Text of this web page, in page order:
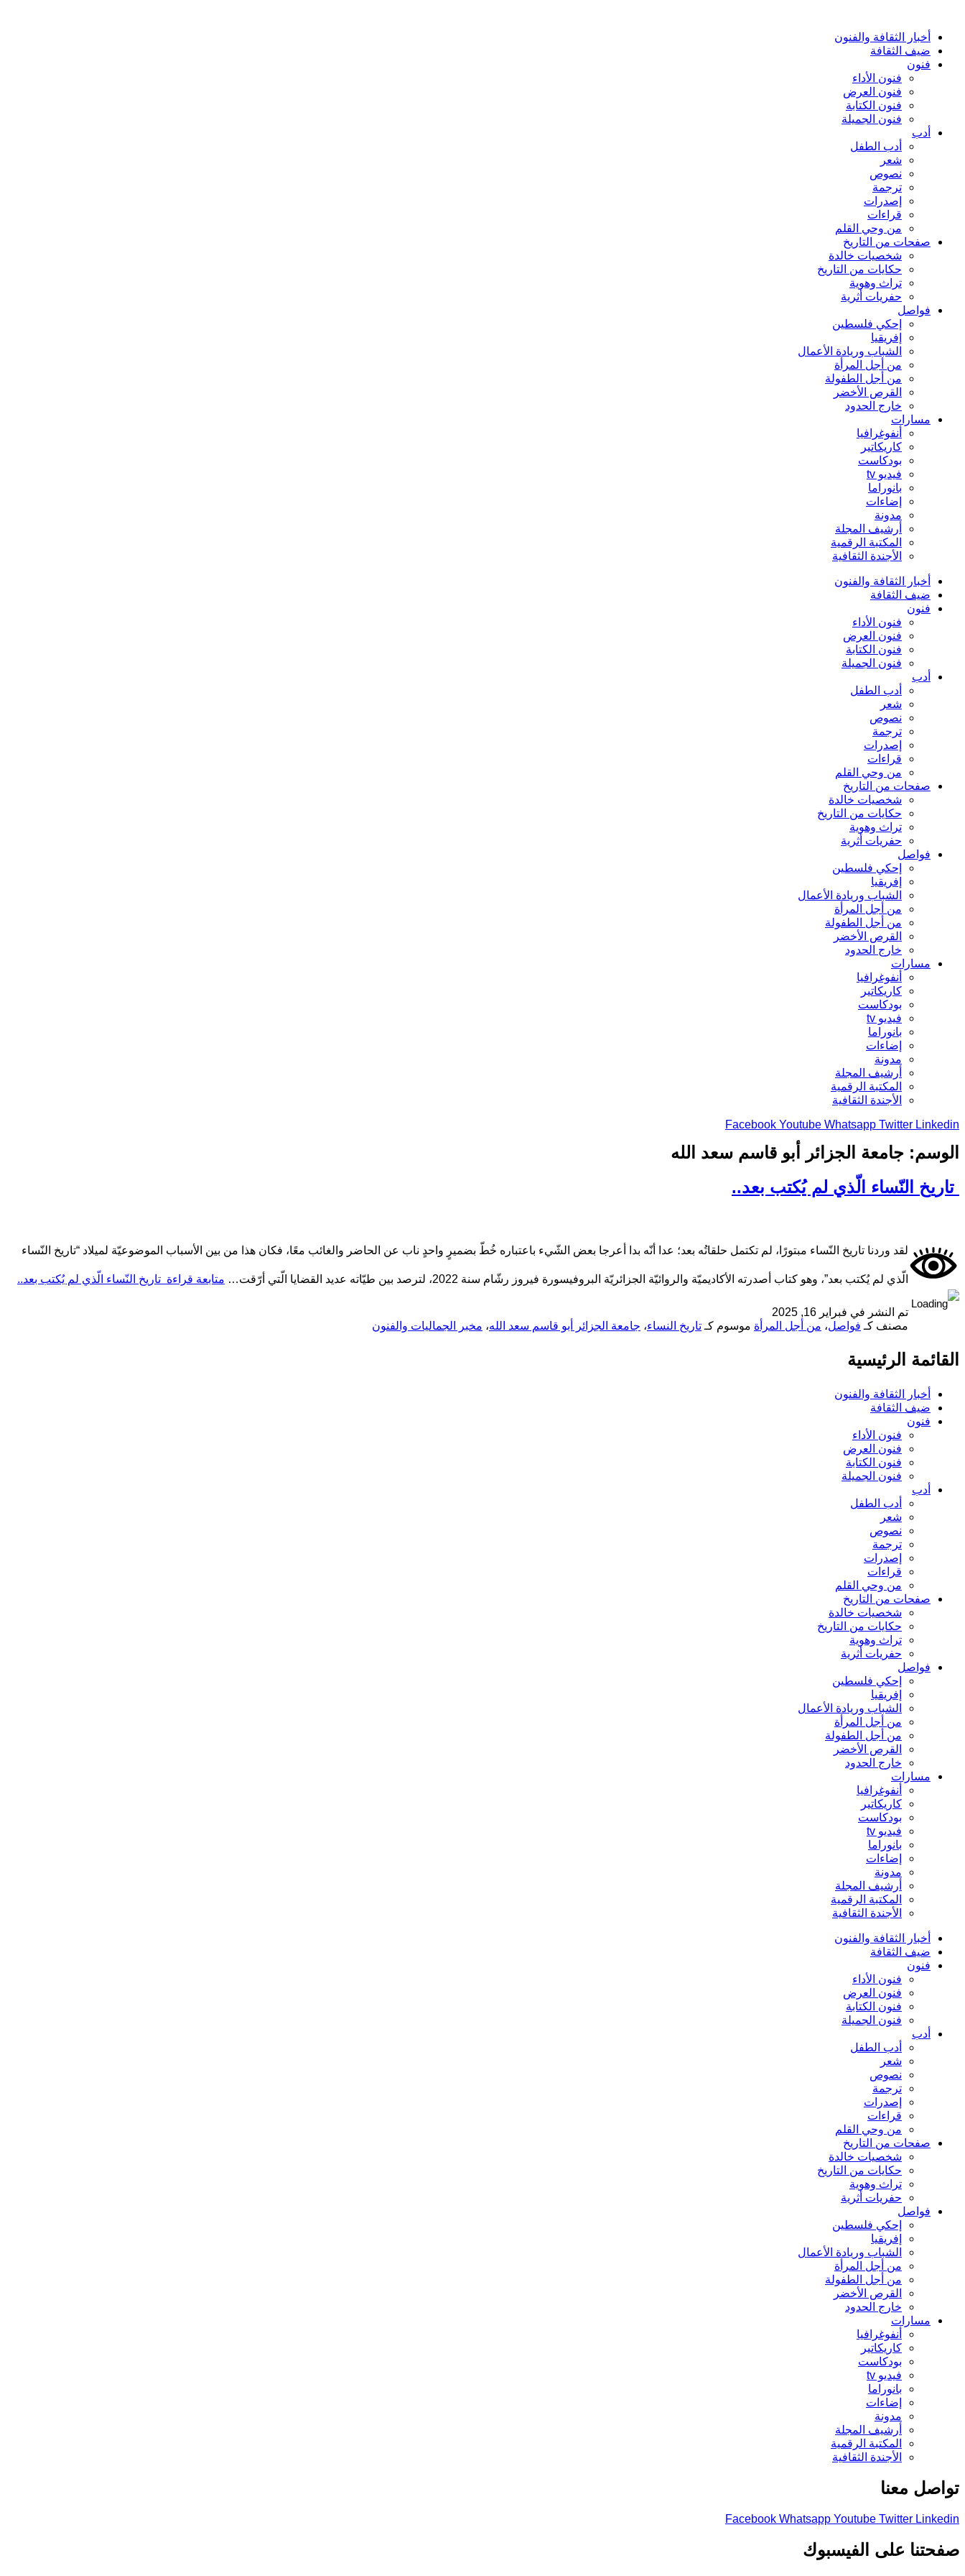
أخبار الثقافة والفنون
ضيف الثقافة
فنون
فنون الأداء
فنون العرض
فنون الكتابة
فنون الجميلة
أدب
أدب الطفل
شعر
نصوص
ترجمة
إصدرات
قراءات
من وحي القلم
صفحات من التاريخ
شخصيات خالدة
حكايات من التاريخ
تراث وهوية
حفريات أثرية
فواصل
إحكي فلسطين
إفريقيا
الشباب وريادة الأعمال
من أجل المرأة
من أجل الطفولة
القرص الأخضر
خارج الحدود
مسارات
أنفوغرافيا
كاريكاتير
بودكاست
فيديو tv
بانوراما
إضاءات
مدونة
أرشيف المجلة
المكتبة الرقمية
الأجندة الثقافية
أخبار الثقافة والفنون
ضيف الثقافة
فنون
فنون الأداء
فنون العرض
فنون الكتابة
فنون الجميلة
أدب
أدب الطفل
شعر
نصوص
ترجمة
إصدرات
قراءات
من وحي القلم
صفحات من التاريخ
شخصيات خالدة
حكايات من التاريخ
تراث وهوية
حفريات أثرية
فواصل
إحكي فلسطين
إفريقيا
الشباب وريادة الأعمال
من أجل المرأة
من أجل الطفولة
القرص الأخضر
خارج الحدود
مسارات
أنفوغرافيا
كاريكاتير
بودكاست
فيديو tv
بانوراما
إضاءات
مدونة
أرشيف المجلة
المكتبة الرقمية
الأجندة الثقافية
Facebook Youtube Whatsapp Twitter Linkedin
الوسم: جامعة الجزائر أبو قاسم سعد الله
تاريخ النّساء الّذي لم يُكتب بعد..
لقد وردنا تاريخ النّساء مبتورًا، لم تكتمل حلقاتُه بعد؛ عدا أنّه بدا أعرجا بعض الشّيء باعتباره خُطّ بضميرٍ واحدٍ ناب عن الحاضر والغائب معًا، فكان هذا من بين الأسباب الموضوعيّة لميلاد “تاريخ النّساء
الّذي لم يُكتب بعد”، وهو كتاب أصدرته الأكاديميّة والروائيّة الجزائريّة البروفيسورة فيروز رشّام سنة 2022، لترصد بين طيّاته عديد القضايا الّتي أرّقت… متابعة قراءة تاريخ النّساء الّذي لم يُكتب بعد..
تم النشر في فبراير 16, 2025
مصنف كـ فواصل، من أجل المرأة موسوم كـ تاريخ النساء، جامعة الجزائر أبو قاسم سعد الله، مخبر الجماليات والفنون
القائمة الرئيسية
أخبار الثقافة والفنون
ضيف الثقافة
فنون
فنون الأداء
فنون العرض
فنون الكتابة
فنون الجميلة
أدب
أدب الطفل
شعر
نصوص
ترجمة
إصدرات
قراءات
من وحي القلم
صفحات من التاريخ
شخصيات خالدة
حكايات من التاريخ
تراث وهوية
حفريات أثرية
فواصل
إحكي فلسطين
إفريقيا
الشباب وريادة الأعمال
من أجل المرأة
من أجل الطفولة
القرص الأخضر
خارج الحدود
مسارات
أنفوغرافيا
كاريكاتير
بودكاست
فيديو tv
بانوراما
إضاءات
مدونة
أرشيف المجلة
المكتبة الرقمية
الأجندة الثقافية
أخبار الثقافة والفنون
ضيف الثقافة
فنون
فنون الأداء
فنون العرض
فنون الكتابة
فنون الجميلة
أدب
أدب الطفل
شعر
نصوص
ترجمة
إصدرات
قراءات
من وحي القلم
صفحات من التاريخ
شخصيات خالدة
حكايات من التاريخ
تراث وهوية
حفريات أثرية
فواصل
إحكي فلسطين
إفريقيا
الشباب وريادة الأعمال
من أجل المرأة
من أجل الطفولة
القرص الأخضر
خارج الحدود
مسارات
أنفوغرافيا
كاريكاتير
بودكاست
فيديو tv
بانوراما
إضاءات
مدونة
أرشيف المجلة
المكتبة الرقمية
الأجندة الثقافية
تواصل معنا
Facebook Whatsapp Youtube Twitter Linkedin
صفحتنا على الفيسبوك